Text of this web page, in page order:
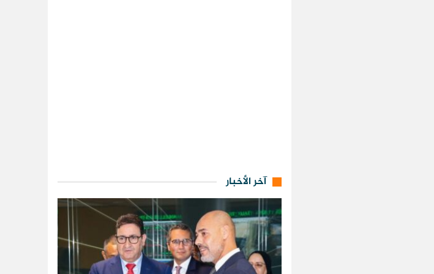
آخر الأخبار